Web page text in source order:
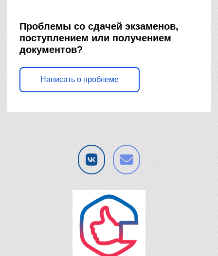
Проблемы со сдачей экзаменов,
поступлением или получением
документов?
Написать о проблеме